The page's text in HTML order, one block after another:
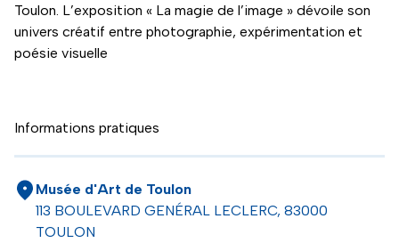
Toulon. L’exposition « La magie de l’image » dévoile son
univers créatif entre photographie, expérimentation et
poésie visuelle
Informations pratiques
Musée d'Art de Toulon
113 BOULEVARD GENÉRAL LECLERC, 83000
TOULON